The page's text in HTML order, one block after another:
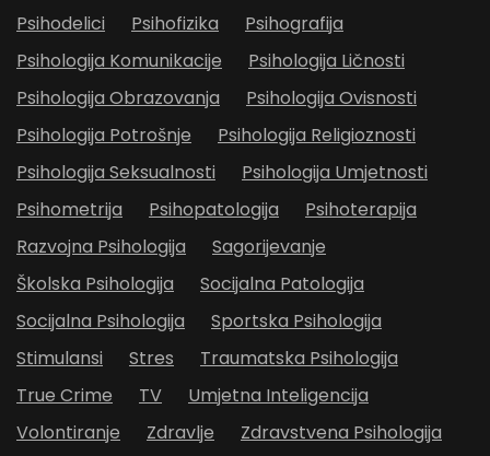
Psihodelici
Psihofizika
Psihografija
Psihologija Komunikacije
Psihologija Ličnosti
Psihologija Obrazovanja
Psihologija Ovisnosti
Psihologija Potrošnje
Psihologija Religioznosti
Psihologija Seksualnosti
Psihologija Umjetnosti
Psihometrija
Psihopatologija
Psihoterapija
Razvojna Psihologija
Sagorijevanje
Školska Psihologija
Socijalna Patologija
Socijalna Psihologija
Sportska Psihologija
Stimulansi
Stres
Traumatska Psihologija
True Crime
TV
Umjetna Inteligencija
Volontiranje
Zdravlje Zdravstvena Psihologija